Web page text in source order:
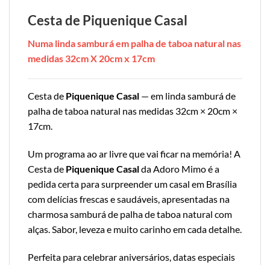
Cesta de Piquenique Casal
Numa linda samburá em palha de taboa natural nas
medidas 32cm X 20cm x 17cm
Cesta de Piquenique Casal — em linda samburá de
palha de taboa natural nas medidas 32cm × 20cm ×
17cm.
Um programa ao ar livre que vai ficar na memória! A
Cesta de Piquenique Casalda Adoro Mimo é a
pedida certa para surpreender um casal em Brasília
com delícias frescas e saudáveis, apresentadas na
charmosa samburá de palha de taboa natural com
alças. Sabor, leveza e muito carinho em cada detalhe.
Perfeita para celebrar aniversários, datas especiais